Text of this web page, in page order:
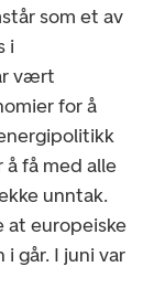
som et av
i
vært
for å
få med alle
unntak.
at europeiske
går. I juni var